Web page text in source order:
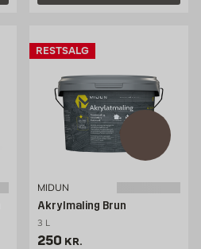
RESTSALG
MIDUN
Akrylmaling Brun
3 L
Pris 250 kr. /stk
250 KR.